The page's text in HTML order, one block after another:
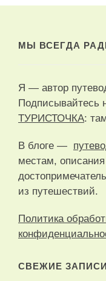
МЫ ВСЕГДА
Я — автор
Подписывайтесь
ТУРИСТОЧКА:
В блоге —
местам,
из путешествий.
Политика
СВЕЖИЕ ЗАПИСИ